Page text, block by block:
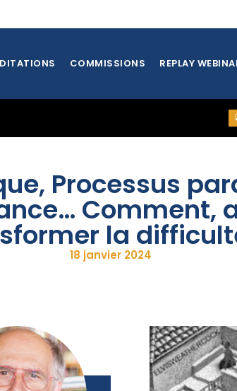
COMMISSIONS REPLAY
Processus
Comment,
la
18 janvier 2024